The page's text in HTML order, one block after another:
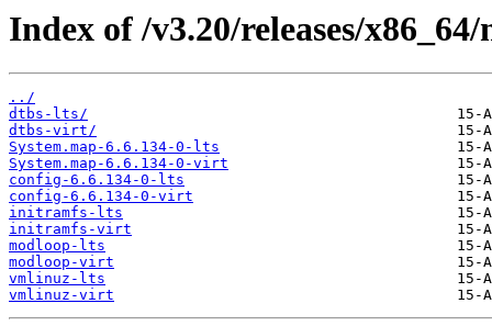
Index of /v3.20/releases/
../
dtbs-lts/
dtbs-virt/
System.map-6.6.134-0-lts
System.map-6.6.134-0-virt
config-6.6.134-0-lts
config-6.6.134-0-virt
initramfs-lts
initramfs-virt
modloop-lts
modloop-virt
vmlinuz-lts
vmlinuz-virt